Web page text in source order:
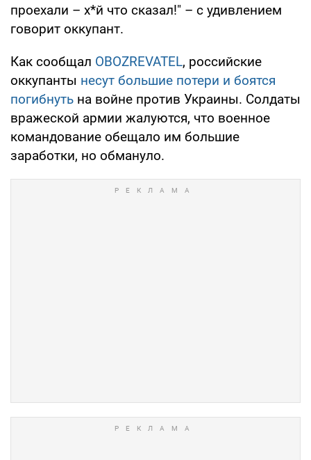
проехали – х*й что сказал!" – с удивлением
говорит оккупант.
Как сообщал OBOZREVATEL, российские
оккупанты несут большие потери и боятся
погибнуть на войне против Украины. Солдаты
вражеской армии жалуются, что военное
командование обещало им большие
заработки, но обмануло.